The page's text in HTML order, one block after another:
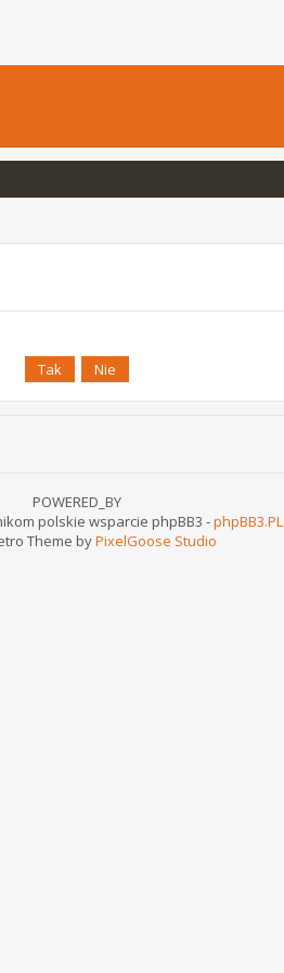
POWERED_BY
polskie wsparcie phpBB3 -phpBB3.PL
Theme byPixelGoose Studio